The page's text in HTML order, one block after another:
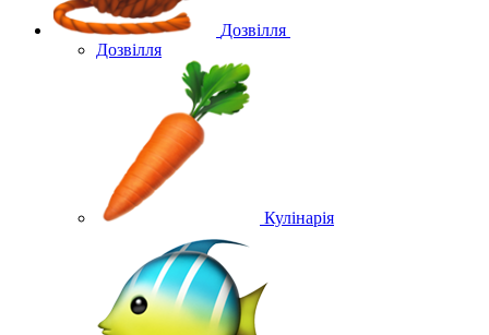
Дозвілля
Дозвілля
Кулінарія